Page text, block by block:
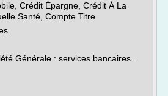
Crédit Épargne, Crédit À La
Santé, Compte Titre
Générale : services bancaires...